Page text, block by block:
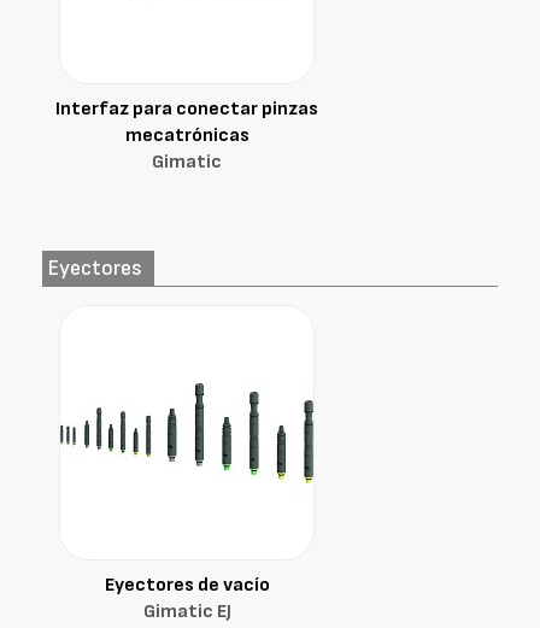
Interfaz para conectar pinzas
mecatrónicas
Gimatic
Eyectores
Eyectores de vacío
Gimatic EJ